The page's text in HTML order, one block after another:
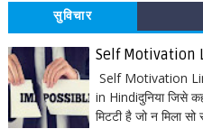
सुविचार
Self Motivation
Self Motivation
in Hindiदुनिया जिसे
मिटटी है जो न मिला सो